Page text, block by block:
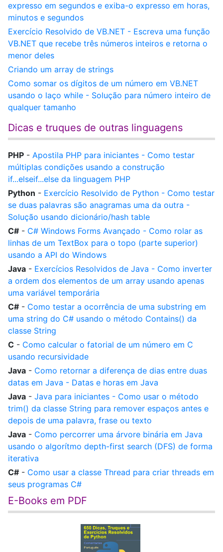
expresso em segundos e exiba-o expresso em horas,
minutos e segundos
Exercício Resolvido de VB.NET - Escreva uma função
VB.NET que recebe três números inteiros e retorna o
menor deles
Criando um array de strings
Como somar os dígitos de um número em VB.NET
usando o laço while - Solução para número inteiro de
qualquer tamanho
Dicas e truques de outras linguagens
PHP - Apostila PHP para iniciantes - Como testar
múltiplas condições usando a construção
if...elseif...else da linguagem PHP
Python - Exercício Resolvido de Python - Como testar
se duas palavras são anagramas uma da outra -
Solução usando dicionário/hash table
C# - C# Windows Forms Avançado - Como rolar as
linhas de um TextBox para o topo (parte superior)
usando a API do Windows
Java - Exercícios Resolvidos de Java - Como inverter
a ordem dos elementos de um array usando apenas
uma variável temporária
C# - Como testar a ocorrência de uma substring em
uma string do C# usando o método Contains() da
classe String
C - Como calcular o fatorial de um número em C
usando recursividade
Java - Como retornar a diferença de dias entre duas
datas em Java - Datas e horas em Java
Java - Java para iniciantes - Como usar o método
trim() da classe String para remover espaços antes e
depois de uma palavra, frase ou texto
Java - Como percorrer uma árvore binária em Java
usando o algorítmo depth-first search (DFS) de forma
iterativa
C# - Como usar a classe Thread para criar threads em
seus programas C#
E-Books em PDF